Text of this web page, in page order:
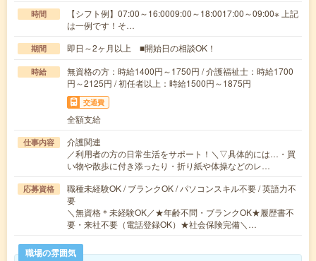
時間
【シフト例】07:00～16:0009:00～18:0017:00～09:00※ 上記
は一例です！そ…
期間 即日～2ヶ月以上 ■開始日の相談OK！
時給
無資格の方：時給1400円～1750円 / 介護福祉士：時給1700
円～2125円 / 初任者以上：時給1500円～1875円
交通費
全額支給
仕事内容
介護関連
／利用者の方の日常生活をサポート！＼▽具体的には…・買
い物や散歩に付き添ったり・折り紙や体操などのレ…
応募資格
職種未経験OK / ブランクOK / パソコンスキル不要 / 英語力不
要
＼無資格＊未経験OK／★年齢不問・ブランクOK★履歴書不
要・来社不要（電話登録OK）★社会保険完備＼…
職場の雰囲気